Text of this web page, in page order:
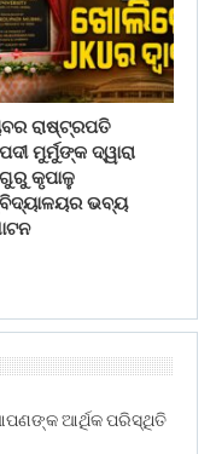
ରାଷ୍ଟ୍ରପତି
ମୁର୍ମୁଙ୍କ ଦ୍ୱାରା
କୃପାଳୁ
ଭବ୍ୟ
ଆର୍ଥିକ ପରିସ୍ଥିତି